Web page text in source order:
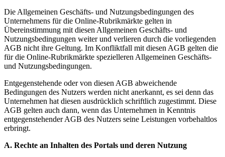
Die Allgemeinen Geschäfts- und Nutzungsbedingungen des
Unternehmens für die Online-Rubrikmärkte gelten in
Übereinstimmung mit diesen Allgemeinen Geschäfts- und
Nutzungsbedingungen weiter und verlieren durch die vorliegenden
AGB nicht ihre Geltung. Im Konfliktfall mit diesen AGB gelten die
für die Online-Rubrikmärkte spezielleren Allgemeinen Geschäfts-
und Nutzungsbedingungen.
Entgegenstehende oder von diesen AGB abweichende
Bedingungen des Nutzers werden nicht anerkannt, es sei denn das
Unternehmen hat diesen ausdrücklich schriftlich zugestimmt. Diese
AGB gelten auch dann, wenn das Unternehmen in Kenntnis
entgegenstehender AGB des Nutzers seine Leistungen vorbehaltlos
erbringt.
A. Rechte an Inhalten des Portals und deren Nutzung